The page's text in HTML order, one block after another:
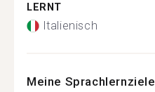
LERNT
Italienisch
Meine Sprachlernziele